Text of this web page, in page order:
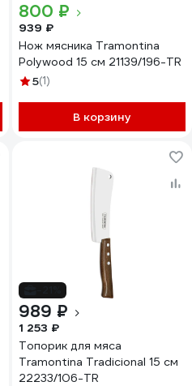
800 ₽
939 ₽
Нож мясника Tramontina
Polywood 15 см 21139/196-TR
5(1)
В корзину
989 ₽
1 253 ₽
Топорик для мяса
Tramontina Tradicional 15 см
22233/106-TR